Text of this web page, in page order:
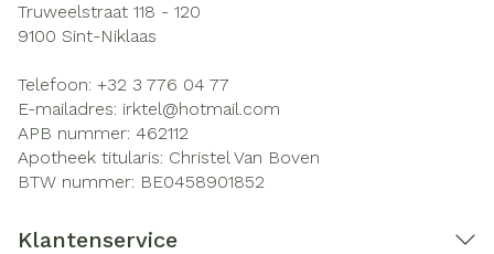
Truweelstraat 118 - 120
9100 Sint-Niklaas
Telefoon: +32 3 776 04 77
E-mailadres: irktel@hotmail.com
APB nummer: 462112
Apotheek titularis: Christel Van Boven
BTW nummer: BE0458901852
Klantenservice